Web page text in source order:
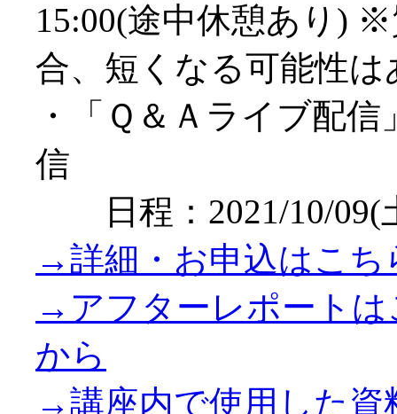
15:00(途中休憩あり)
合、短くなる可能性は
・「Ｑ＆Ａライブ配
信
日程：2021/10/09(
→詳細・お申込はこち
→アフターレポート
から
→講座内で使用した資